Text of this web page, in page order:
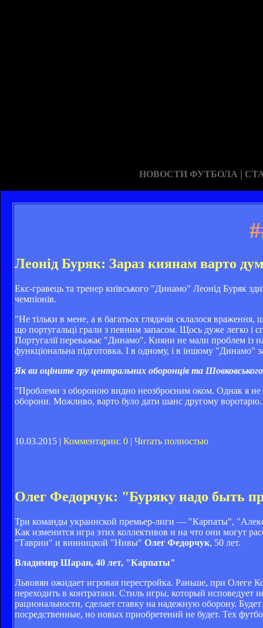
НОВОСТИ ФУТБОЛА |
Леонід Буряк: Зараз киянам варто
Екс-гравець та тренер київського "Динамо" Леонід Буряк
чемпіонів.
"Не тільки в мене, а в багатьох глядачів склалося
що португальці грали з певним запасом. Щось дуже легко і
Португалії переважає "Динамо". Кияни не мали проблем із
функціональна підготовка. І в одному, і в іншому "Динамо"
Як ви оціните гру центральних оборонців та
"Проблеми з обороною видно неозброєним оком. Однак я не
оборони. Можливо, варто було дати шанс другому
10.03.2015 | Комментарии: 0 | Читать полностью
Олег Федорчук: "Буряку надо быть
Три команды украинской премьер-лиги — "Карпаты",
Как изменится игра этих коллективов и на что они могут
"Таврии" и винницкой "Нивы" Олег Федорчук, 50 лет.
Владимир Шаран, 40 лет, "Карпаты"
Львовян ожидает игровая перестройка. Раньше, при Олеге
переходить в контратаки. Стиль игры, который
рациональности, сделает ставку на надежную оборону.
посредственные, но новых приобретений не будет. Тех